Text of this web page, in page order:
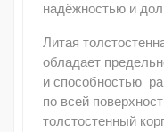
надёжностью и
Литая
обладает
и способностью
по всей
толстостенный